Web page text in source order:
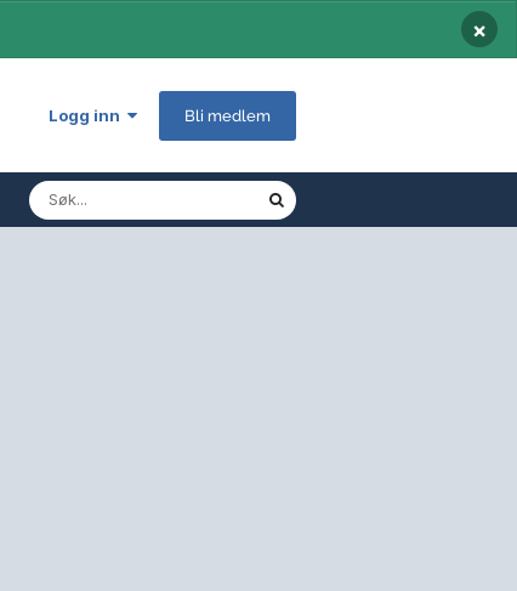
×
Logg inn Bli medlem